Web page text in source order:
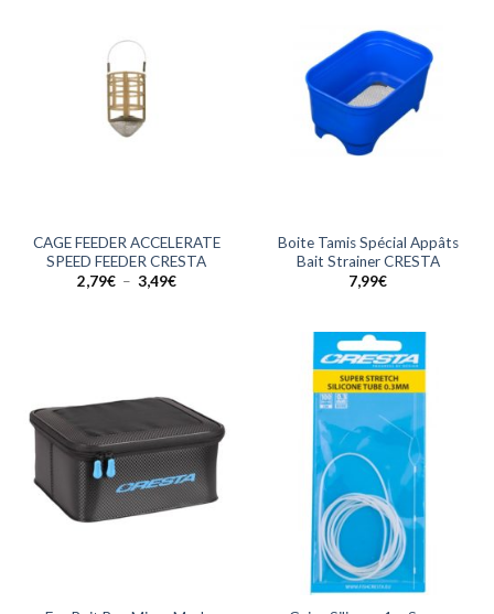
CAGE FEEDER ACCELERATE
SPEED FEEDER CRESTA
2,79€ – 3,49€Plage
Boite Tamis Spécial Appâts
Bait Strainer CRESTA
7,99€